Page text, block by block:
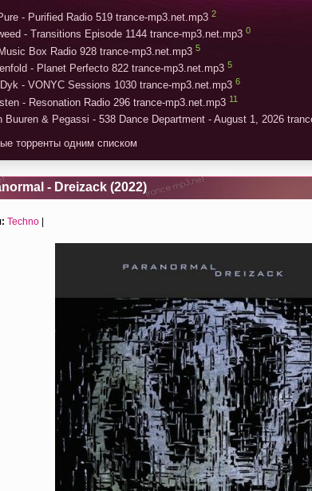
- Purified Radio 519 trance-mp3.net.mp3 2
- Transitions Episode 1144 trance-mp3.net.mp3 0
Box Radio 928 trance-mp3.net.mp3 5
- Planet Perfecto 822 trance-mp3.net.mp3 5
- VONYC Sessions 1030 trance-mp3.net.mp3 6
- Resonation Radio 296 trance-mp3.net.mp3 11
Buuren & Pegassi - 538 Dance Department - August 1, 2026
торренты одним списком
- Dreizack (2022)
Techno |